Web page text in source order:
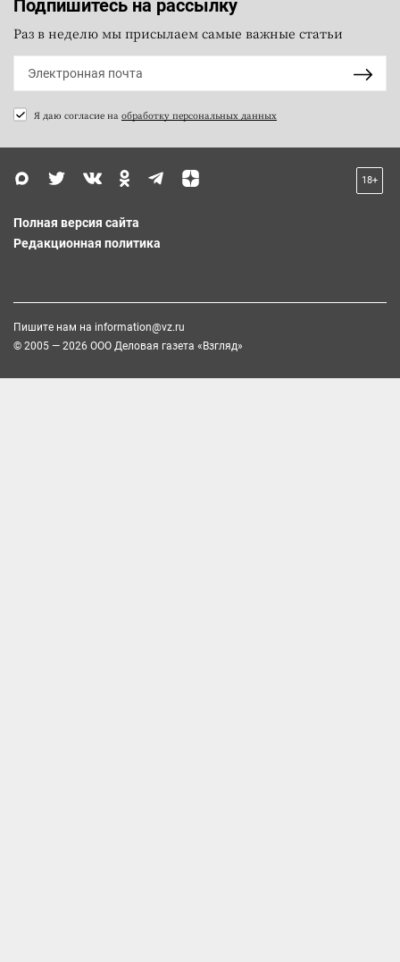
Подпишитесь на рассылку
Раз в неделю мы присылаем самые важные статьи
Я даю согласие на обработку персональных данных
18+
Полная версия сайта
Редакционная политика
Пишите нам на information@vz.ru
© 2005 — 2026 ООО Деловая газета «Взгляд»